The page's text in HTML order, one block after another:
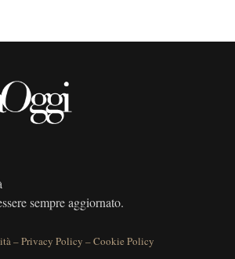
sempre aggiornato.
–Privacy Policy –Cookie Policy